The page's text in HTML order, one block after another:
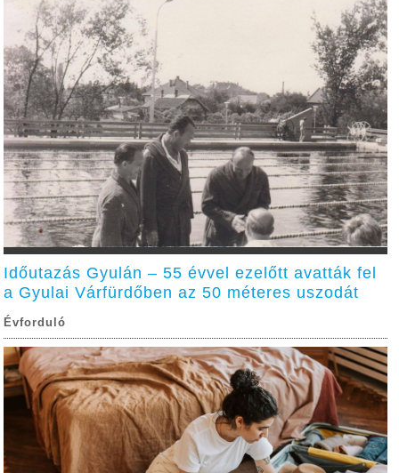
Időutazás Gyulán – 55 évvel ezelőtt avatták fel
a Gyulai Várfürdőben az 50 méteres uszodát
Évforduló